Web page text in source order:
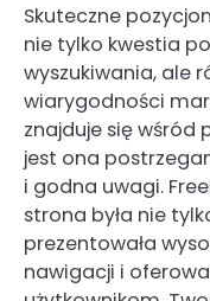
Skuteczne
nie tylko kwestia
wyszukiwania, ale
wiarygodności
znajduje się wśród
jest ona
i godna uwagi.
strona była nie
prezentowała
nawigacji i